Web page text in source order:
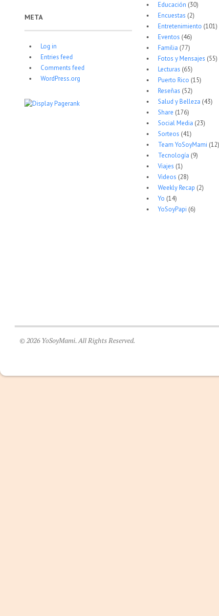
META
Log in
Entries feed
Comments feed
WordPress.org
Educación (30)
Encuestas (2)
Entretenimiento (101)
Eventos (46)
Familia (77)
Fotos y Mensajes (55)
Lecturas (65)
Puerto Rico (15)
Reseñas (52)
Salud y Belleza (43)
Share (176)
Social Media (23)
Sorteos (41)
Team YoSoyMami (12)
Tecnología (9)
Viajes (1)
Videos (28)
Weekly Recap (2)
Yo (14)
YoSoyPapi (6)
© 2026 YoSoyMami. All Rights Reserved.